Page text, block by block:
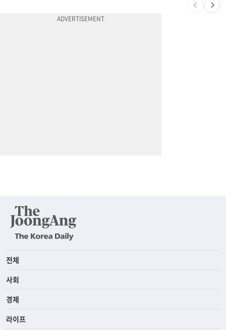
“술에 이것 한방울 넣어라” 매일 소주 1병 까는 91세의 철칙
전체
사회
경제